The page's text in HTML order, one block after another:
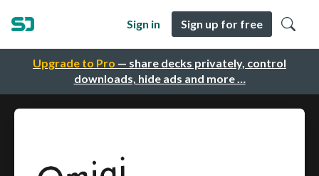
Upgrade to Pro — share decks privately, control
downloads, hide ads and more …
Sign in Sign up for free